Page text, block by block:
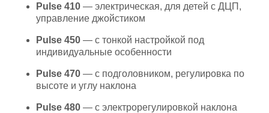
Pulse 410 — электрическая, для детей с ДЦП,
управление джойстиком
Pulse 450 — с тонкой настройкой под
индивидуальные особенности
Pulse 470 — с подголовником, регулировка по
высоте и углу наклона
Pulse 480 — с электрорегулировкой наклона